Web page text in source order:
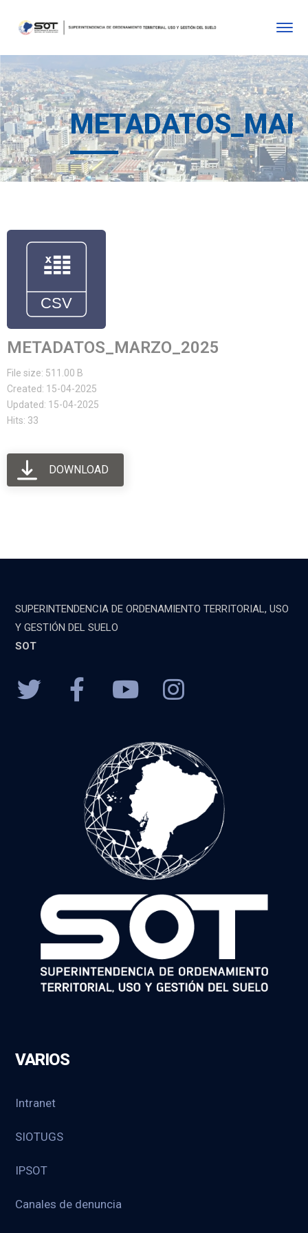
METADATOS_MARZO_2025
File size: 511.00 B
Created: 15-04-2025
Updated: 15-04-2025
Hits: 33
DOWNLOAD
SUPERINTENDENCIA DE ORDENAMIENTO TERRITORIAL, USO
Y GESTIÓN DEL SUELO
SOT
VARIOS
Intranet
SIOTUGS
IPSOT
Canales de denuncia